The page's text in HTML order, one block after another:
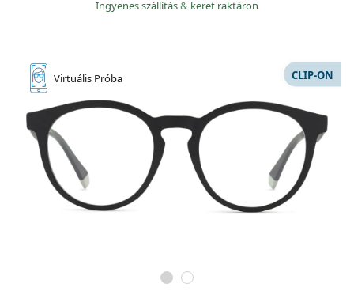
Ingyenes szállítás& keret raktáron
Virtuális Próba CLIP-ON